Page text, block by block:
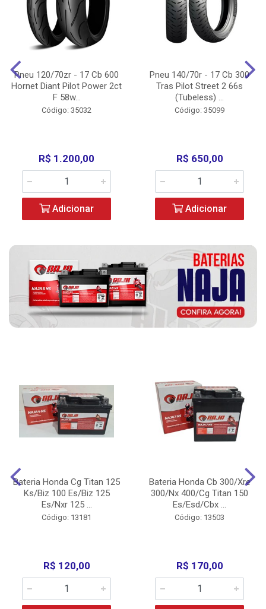
Pneu 120/70zr - 17 Cb 600
Hornet Diant Pilot Power 2ct
F 58w...
Código: 35032
R$ 1.200,00
Adicionar
Pneu 140/70r - 17 Cb 300
Tras Pilot Street 2 66s
(Tubeless) ...
Código: 35099
R$ 650,00
Adicionar
Bateria Honda Cg Titan 125
Ks/Biz 100 Es/Biz 125
Es/Nxr 125 ...
Código: 13181
R$ 120,00
Bateria Honda Cb 300/Xre
300/Nx 400/Cg Titan 150
Es/Esd/Cbx ...
Código: 13503
R$ 170,00